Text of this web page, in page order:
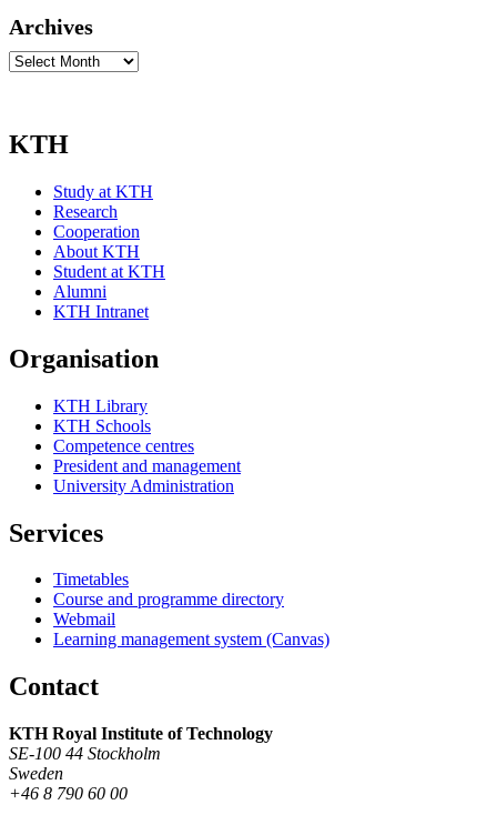
Archives
Archives
KTH
Study at KTH
Research
Cooperation
About KTH
Student at KTH
Alumni
KTH Intranet
Organisation
KTH Library
KTH Schools
Competence centres
President and management
University Administration
Services
Timetables
Course and programme directory
Webmail
Learning management system (Canvas)
Contact
KTH Royal Institute of Technology
SE-100 44 Stockholm
Sweden
+46 8 790 60 00